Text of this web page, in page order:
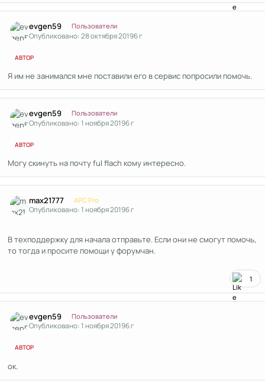
evgen59 Пользователи
Опубликовано:28 октября 20196 г
АВТОР
Я им не занимался мне поставили его в сервис попросили помочь.
evgen59 Пользователи
Опубликовано:1 ноября 20196 г
АВТОР
Могу скинуть на почту ful flach кому интересно.
max21777 APC Pro
Опубликовано:1 ноября 20196 г
В техподдержку для начала отправьте. Если они не смогут помочь,
то тогда и просите помощи у форумчан.
1
evgen59 Пользователи
Опубликовано:1 ноября 20196 г
АВТОР
ок.